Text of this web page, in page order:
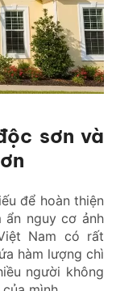
sơn và
để hoàn thiện
ẩn nguy cơ ảnh
Nam có rất
hàm lượng chì
người không